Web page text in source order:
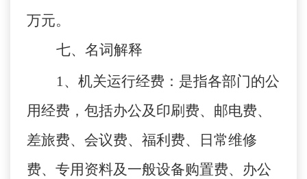
万元。
七、名词解释
1、机关运行经费：是指各部门的公
用经费，包括办公及印刷费、邮电费、
差旅费、会议费、福利费、日常维修
费、专用资料及一般设备购置费、办公